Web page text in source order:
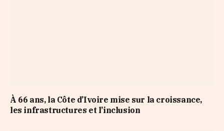
À 66 ans, la Côte d’Ivoire mise sur la croissance,
les infrastructures et l’inclusion